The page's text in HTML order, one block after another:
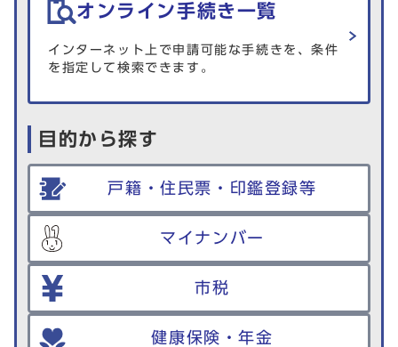
オンライン手続き一覧
インターネット上で申請可能な手続きを、条件
を指定して検索できます。
目的から探す
戸籍・住民票・印鑑登録等
マイナンバー
市税
健康保険・年金